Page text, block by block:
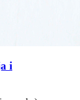
i